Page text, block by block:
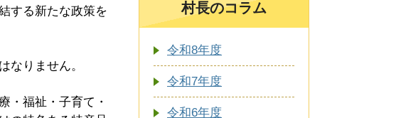
する新たな政策を
なりません。
・福祉・子育て・
村長のコラム
令和8年度
令和7年度
令和6年度